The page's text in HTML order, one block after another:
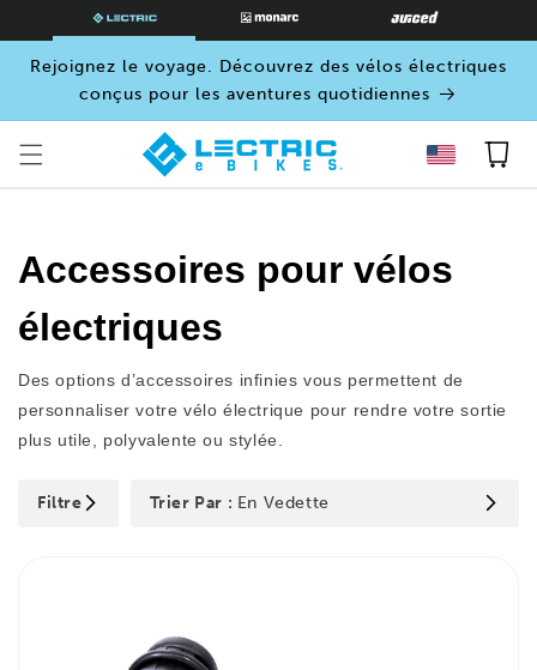
Rejoignez le voyage. Découvrez des vélos électriques
conçus pour les aventures quotidiennes
Panier
Accessoires pour vélos
électriques
Des options d’accessoires infinies vous permettent de
personnaliser votre vélo électrique pour rendre votre sortie
plus utile, polyvalente ou stylée.
Filtre Trier Par : En Vedette